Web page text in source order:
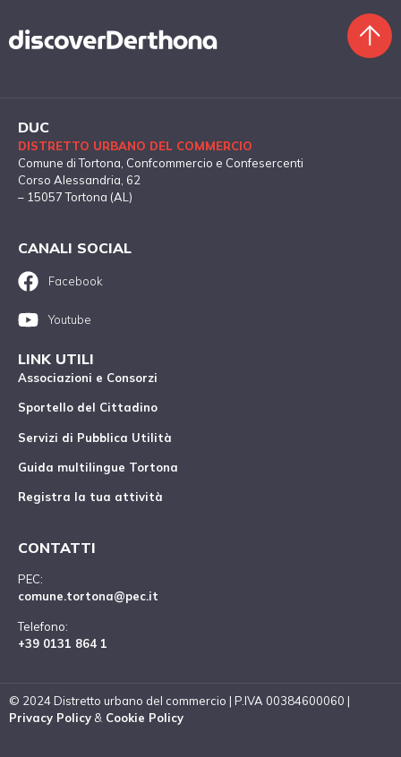
DUC
DISTRETTO URBANO DEL COMMERCIO
Comune di Tortona , Confcommercio e Confesercenti
Corso Alessandria, 62
– 15057 Tortona (AL)
CANALI SOCIAL
Facebook
Youtube
LINK UTILI
Associazioni e Consorzi
Sportello del Cittadino
Servizi di Pubblica Utilità
Guida multilingue Tortona
Registra la tua attività
CONTATTI
PEC:
comune.tortona@pec.it
Telefono:
+39 0131 864 1
© 2024 Distretto urbano del commercio | P.IVA 00384600060 |
Privacy Policy & Cookie Policy